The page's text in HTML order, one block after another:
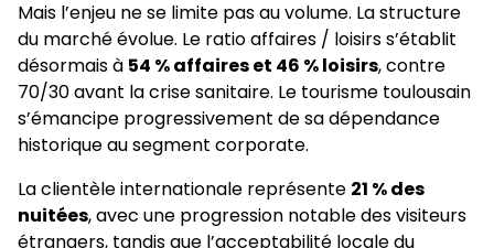
Mais l’enjeu ne se limite pas au volume. La structure
du marché évolue. Le ratio affaires / loisirs s’établit
désormais à 54 % affaires et 46 % loisirs, contre
70/30 avant la crise sanitaire. Le tourisme toulousain
s’émancipe progressivement de sa dépendance
historique au segment corporate.
La clientèle internationale représente 21 % des
nuitées, avec une progression notable des visiteurs
étrangers, tandis que l’acceptabilité locale du